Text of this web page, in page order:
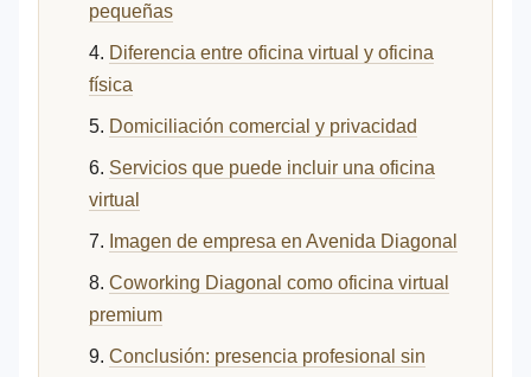
pequeñas
Diferencia entre oficina virtual y oficina
física
Domiciliación comercial y privacidad
Servicios que puede incluir una oficina
virtual
Imagen de empresa en Avenida Diagonal
Coworking Diagonal como oficina virtual
premium
Conclusión: presencia profesional sin